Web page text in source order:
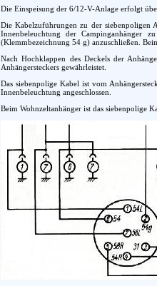
Die Einspeisung der 6/12-V-Anlage erfolgt
Die Kabelzuführungen zu der siebenpoligen
Innenbeleuchtung der Campinganhänger
(Klemmbezeichnung 54 g) anzuschließen.
Nach Hochklappen des Deckels der
Anhängersteckers gewährleistet.
Das siebenpolige Kabel ist vom
Innenbeleuchtung angeschlossen.
Beim Wohnzeltanhänger ist das siebenpolige